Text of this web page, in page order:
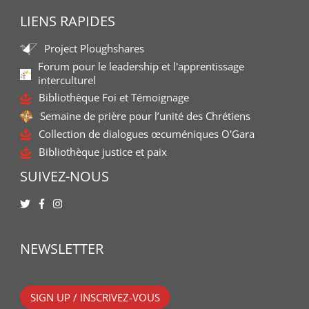
LIENS RAPIDES
Project Ploughshares
Forum pour le leadership et l'apprentissage
interculturel
Bibliothèque Foi et Témoignage
Semaine de prière pour l’unité des Chrétiens
Collection de dialogues œcuméniques O'Gara
Bibliothèque justice et paix
SUIVEZ-NOUS
NEWSLETTER
SIGN UP / INSCRIVEZ-VOUS